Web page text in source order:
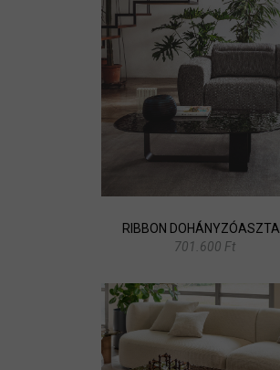
RIBBON DOHÁNYZÓASZTAL
701.600 Ft